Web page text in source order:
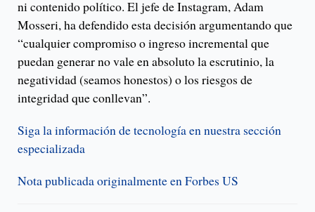
ni contenido político. El jefe de Instagram, Adam
Mosseri, ha defendido esta decisión argumentando que
“cualquier compromiso o ingreso incremental que
puedan generar no vale en absoluto la escrutinio, la
negatividad (seamos honestos) o los riesgos de
integridad que conllevan”.
Siga la información de tecnología en nuestra sección
especializada
Nota publicada originalmente en Forbes US